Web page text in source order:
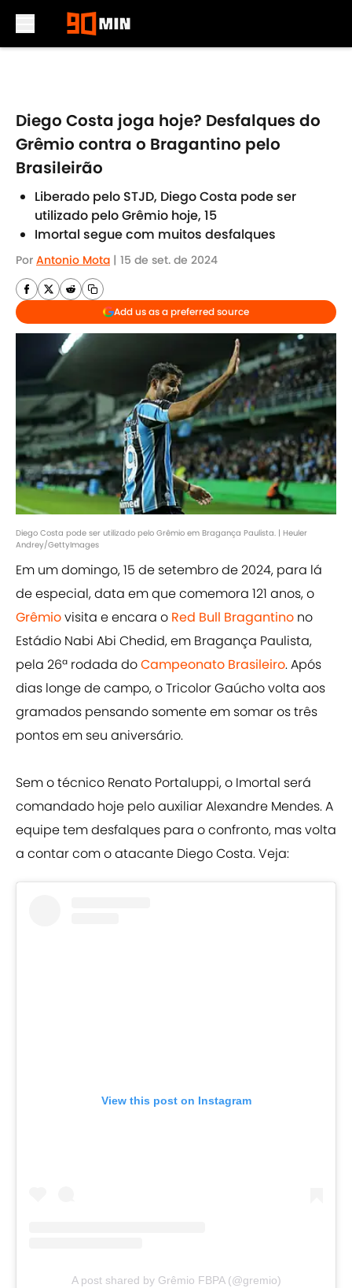
Diego Costa joga hoje? Desfalques do
Grêmio contra o Bragantino pelo
Brasileirão
Liberado pelo STJD, Diego Costa pode ser
utilizado pelo Grêmio hoje, 15
Imortal segue com muitos desfalques
Por Antonio Mota | 15 de set. de 2024
Add us as a preferred source
Diego Costa pode ser utilizado pelo Grêmio em Bragança Paulista. | Heuler
Andrey/GettyImages
Em um domingo, 15 de setembro de 2024, para lá
de especial, data em que comemora 121 anos, o
Grêmiovisita e encara o Red Bull Bragantino no
Estádio Nabi Abi Chedid, em Bragança Paulista,
pela 26ª rodada doCampeonato Brasileiro. Após
dias longe de campo, o Tricolor Gaúcho volta aos
gramados pensando somente em somar os três
pontos em seu aniversário.
Sem o técnico Renato Portaluppi, o Imortal será
comandado hoje pelo auxiliar Alexandre Mendes. A
equipe tem desfalques para o confronto, mas volta
a contar com o atacante Diego Costa. Veja:
View this post on Instagram
A post shared by Grêmio FBPA (@gremio)